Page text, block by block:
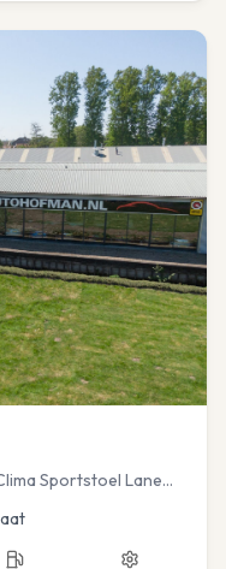
Sportstoel Lane